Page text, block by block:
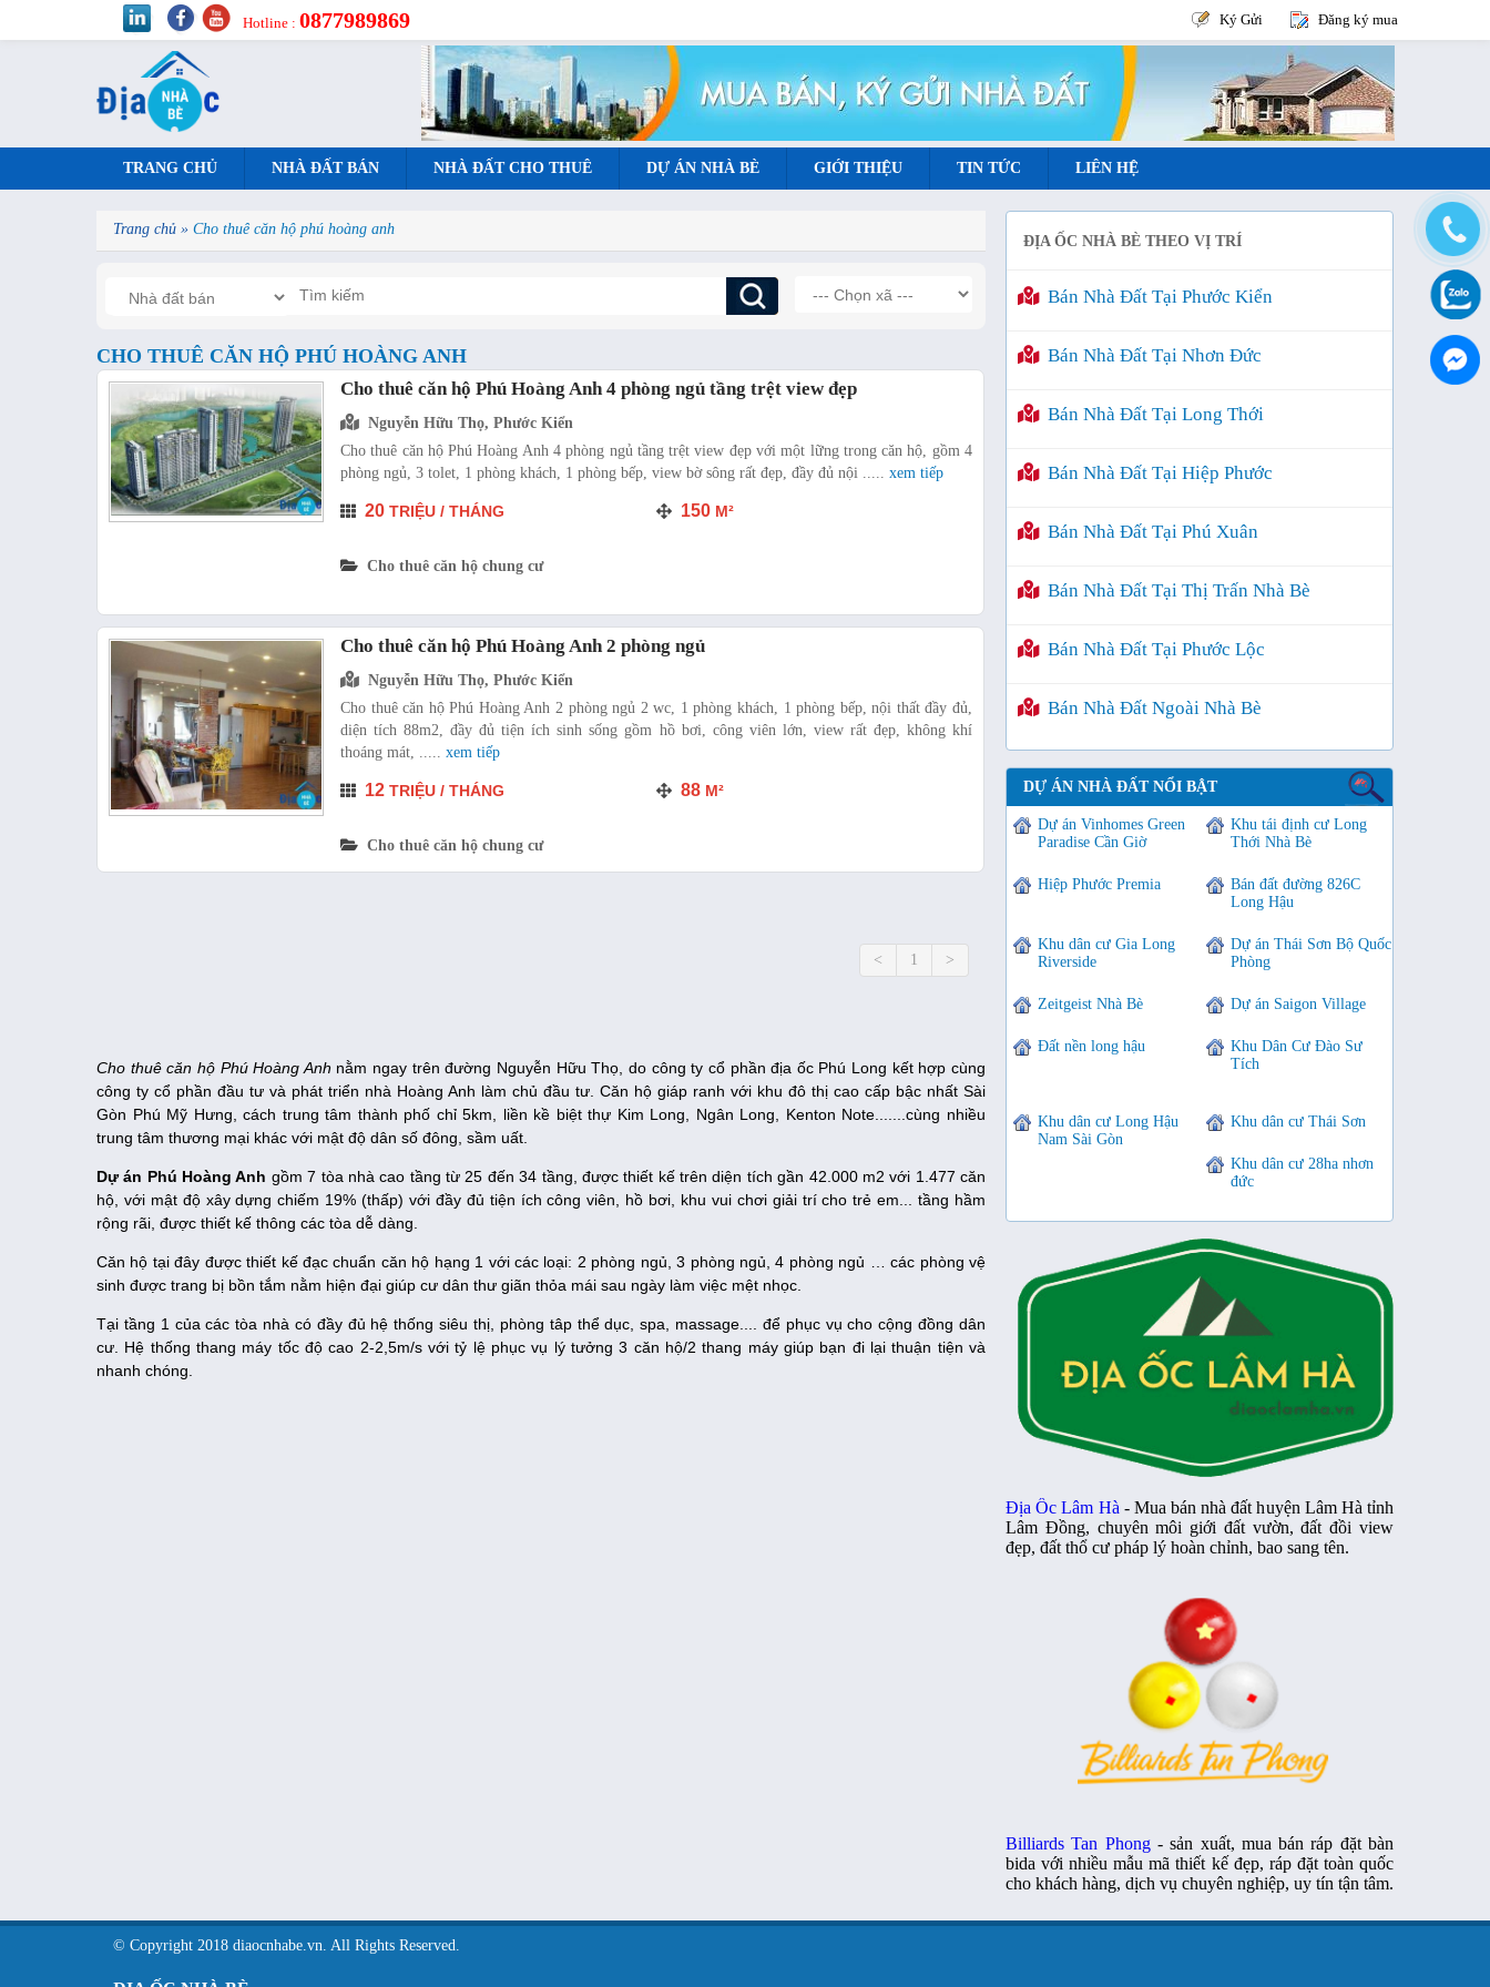
Hotline : 0877989869 Ký Gửi Đăng ký mua
TRANG CHỦ NHÀ ĐẤT BÁN NHÀ ĐẤT CHO THUÊ DỰ ÁN NHÀ BÈ GIỚI THIỆU TIN TỨC LIÊN HỆ
Trang chủ » Cho thuê căn hộ phú hoàng anh
CHO THUÊ CĂN HỘ PHÚ HOÀNG ANH
Cho thuê căn hộ Phú Hoàng Anh 4 phòng ngủ tầng trệt view đẹp
Nguyễn Hữu Thọ, Phước Kiển
Cho thuê căn hộ Phú Hoàng Anh 4 phòng ngủ tầng trệt view đẹp với một lững trong căn hộ, gồm 4
phòng ngủ, 3 tolet, 1 phòng khách, 1 phòng bếp, view bờ sông rất đẹp, đầy đủ nội ..... xem tiếp
20 TRIỆU / THÁNG 150 M²
Cho thuê căn hộ chung cư
Cho thuê căn hộ Phú Hoàng Anh 2 phòng ngủ
Nguyễn Hữu Thọ, Phước Kiển
Cho thuê căn hộ Phú Hoàng Anh 2 phòng ngủ 2 wc, 1 phòng khách, 1 phòng bếp, nội thất đầy đủ,
diện tích 88m2, đầy đủ tiện ích sinh sống gồm hồ bơi, công viên lớn, view rất đẹp, không khí
thoáng mát, ..... xem tiếp
12 TRIỆU / THÁNG 88 M²
Cho thuê căn hộ chung cư
< 1 >
Cho thuê căn hộ Phú Hoàng Anh nằm ngay trên đường Nguyễn Hữu Thọ, do công ty cổ phần địa ốc Phú Long kết hợp cùng
công ty cổ phần đầu tư và phát triển nhà Hoàng Anh làm chủ đầu tư. Căn hộ giáp ranh với khu đô thị cao cấp bậc nhất Sài
Gòn Phú Mỹ Hưng, cách trung tâm thành phố chỉ 5km, liền kề biệt thự Kim Long, Ngân Long, Kenton Note.......cùng nhiều
trung tâm thương mại khác với mật độ dân số đông, sầm uất.
Dự án Phú Hoàng Anh gồm 7 tòa nhà cao tầng từ 25 đến 34 tầng, được thiết kế trên diện tích gần 42.000 m2 với 1.477 căn
hộ, với mật độ xây dựng chiếm 19% (thấp) với đầy đủ tiện ích công viên, hồ bơi, khu vui chơi giải trí cho trẻ em... tầng hầm
rộng rãi, được thiết kế thông các tòa dễ dàng.
Căn hộ tại đây được thiết kế đạc chuẩn căn hộ hạng 1 với các loại: 2 phòng ngủ, 3 phòng ngủ, 4 phòng ngủ … các phòng vệ
sinh được trang bị bồn tắm nằm hiện đại giúp cư dân thư giãn thỏa mái sau ngày làm việc mệt nhọc.
Tại tầng 1 của các tòa nhà có đầy đủ hệ thống siêu thị, phòng tâp thể dục, spa, massage.... để phục vụ cho cộng đồng dân
cư. Hệ thống thang máy tốc độ cao 2-2,5m/s với tỷ lệ phục vụ lý tưởng 3 căn hộ/2 thang máy giúp bạn đi lại thuận tiện và
nhanh chóng.
ĐỊA ỐC NHÀ BÈ THEO VỊ TRÍ
Bán Nhà Đất Tại Phước Kiển
Bán Nhà Đất Tại Nhơn Đức
Bán Nhà Đất Tại Long Thới
Bán Nhà Đất Tại Hiệp Phước
Bán Nhà Đất Tại Phú Xuân
Bán Nhà Đất Tại Thị Trấn Nhà Bè
Bán Nhà Đất Tại Phước Lộc
Bán Nhà Đất Ngoài Nhà Bè
DỰ ÁN NHÀ ĐẤT NỔI BẬT
Dự án Vinhomes Green
Paradise Cần Giờ
Khu tái định cư Long
Thới Nhà Bè
Hiệp Phước Premia
Bán đất đường 826C
Long Hậu
Khu dân cư Gia Long
Riverside
Dự án Thái Sơn Bộ Quốc
Phòng
Zeitgeist Nhà Bè Dự án Saigon Village
Đất nền long hậu
Khu Dân Cư Đào Sư
Tích
Khu dân cư Long Hậu
Nam Sài Gòn
Khu dân cư Thái Sơn
Khu dân cư 28ha nhơn
đức
Địa Ốc Lâm Hà - Mua bán nhà đất huyện Lâm Hà tỉnh
Lâm Đồng, chuyên môi giới đất vườn, đất đồi view
đẹp, đất thổ cư pháp lý hoàn chỉnh, bao sang tên.
Billiards Tan Phong- sản xuất, mua bán ráp đặt bàn
bida với nhiều mẫu mã thiết kế đẹp, ráp đặt toàn quốc
cho khách hàng, dịch vụ chuyên nghiệp, uy tín tận tâm.
© Copyright 2018 diaocnhabe.vn. All Rights Reserved.